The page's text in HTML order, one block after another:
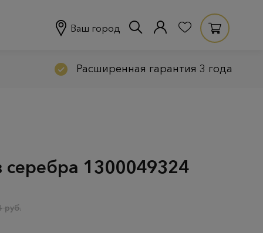
Ваш город
Расширенная гарантия 3 года
серебра 1300049324
руб.